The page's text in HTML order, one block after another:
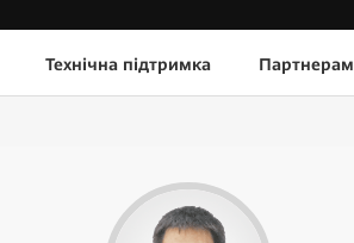
Технічна підтримка Партнерам